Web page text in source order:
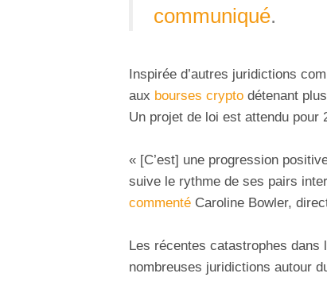
communiqué.
Inspirée d’autres juridictions
aux bourses crypto détenant
Un projet de loi est attendu pour
« [C’est] une progression
suive le rythme de ses pairs
commenté Caroline Bowler,
Les récentes catastrophes dans
nombreuses juridictions autour